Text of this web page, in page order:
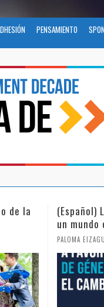
PENSAMIENTO
de la
(Español)
un mundo
PALOMA